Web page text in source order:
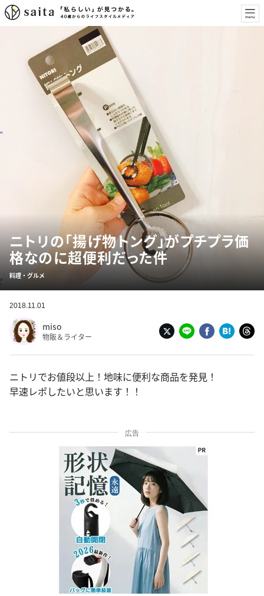
ニトリの「揚げ物トング」がプチプラ価
格なのに超便利だった件
料理・グルメ
2018.11.01
miso
物販＆ライター
ニトリでお値段以上！地味に便利な商品を発見！
早速レポしたいと思います！！
広告